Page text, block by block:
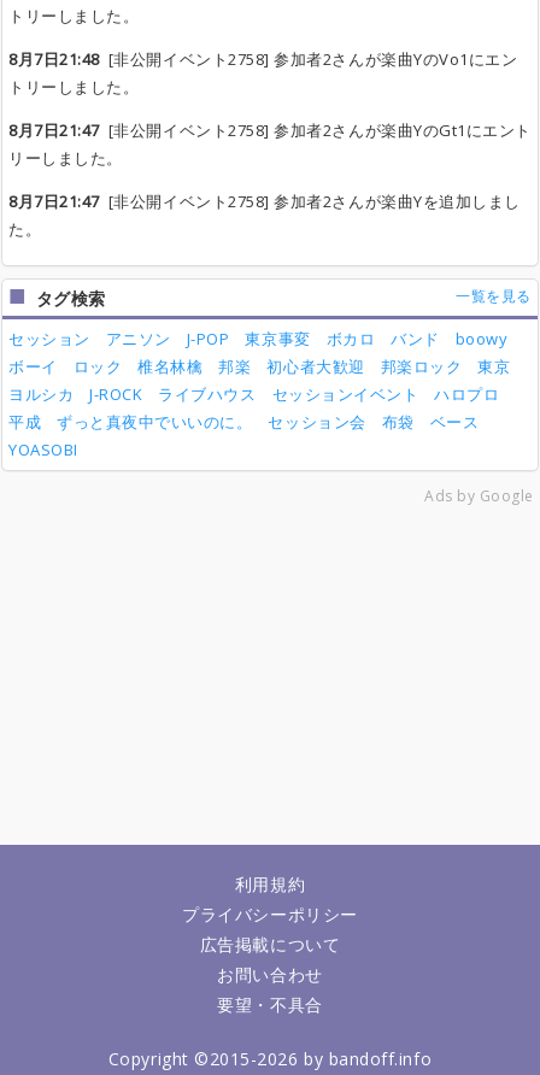
トリーしました。
8月7日21:48[非公開イベント2758] 参加者2さんが楽曲YのVo1にエン
トリーしました。
8月7日21:47[非公開イベント2758] 参加者2さんが楽曲YのGt1にエント
リーしました。
8月7日21:47[非公開イベント2758] 参加者2さんが楽曲Yを追加しまし
た。
タグ検索 一覧を見る
セッション アニソン J-POP 東京事変 ボカロ バンド
boowy
ボーイ
ロック 椎名林檎 邦楽 初心者大歓迎 邦楽ロック
東京
ヨルシカ
J-ROCK ライブハウス セッションイベント
ハロプロ
平成
ずっと真夜中でいいのに。 セッション会 布袋
ベース
YOASOBI
Ads by Google
利用規約
プライバシーポリシー
広告掲載について
お問い合わせ
要望・不具合
Copyright ©2015-2026 by bandoff.info